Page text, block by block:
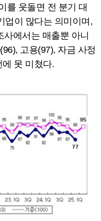
를 웃돌면 전 분기 대
업이 많다는 의미이며,
에서는 매출뿐 아니
고용(97), 자금 사정
못 미쳤다.